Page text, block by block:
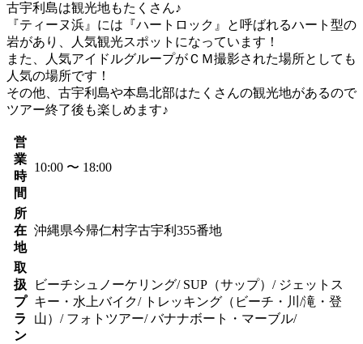
古宇利島は観光地もたくさん♪
『ティーヌ浜』には『ハートロック』と呼ばれるハート型の
岩があり、人気観光スポットになっています！
また、人気アイドルグループがＣＭ撮影された場所としても
人気の場所です！
その他、古宇利島や本島北部はたくさんの観光地があるので
ツアー終了後も楽しめます♪
営
業
時
間
10:00 〜 18:00
所
在
地
沖縄県今帰仁村字古宇利355番地
取
扱
プ
ラ
ン
ビーチシュノーケリング/ SUP（サップ）/ ジェットス
キー・水上バイク/ トレッキング（ビーチ・川/滝・登
山）/ フォトツアー/ バナナボート・マーブル/